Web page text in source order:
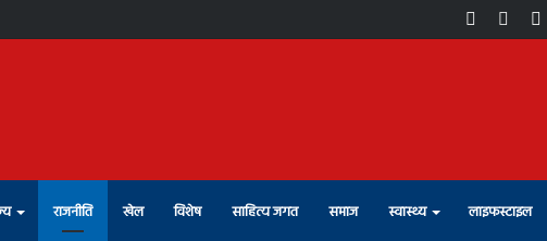
Facebook
राजनीति खेल विशेष साहित्य जगत समाज स्वास्थ्य लाइफस्टाइल